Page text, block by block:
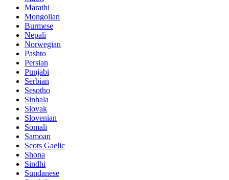
Marathi
Mongolian
Burmese
Nepali
Norwegian
Pashto
Persian
Punjabi
Serbian
Sesotho
Sinhala
Slovak
Slovenian
Somali
Samoan
Scots Gaelic
Shona
Sindhi
Sundanese